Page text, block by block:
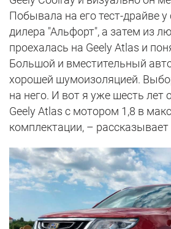
Побывала на его тест-драйве
дилера "Альфорт", а затем из
проехалась на Geely Atlas и
Большой и вместительный
хорошей шумоизоляцией.
на него. И вот я уже шесть лет
Geely Atlas с мотором 1,8 в
комплектации, – рассказывает